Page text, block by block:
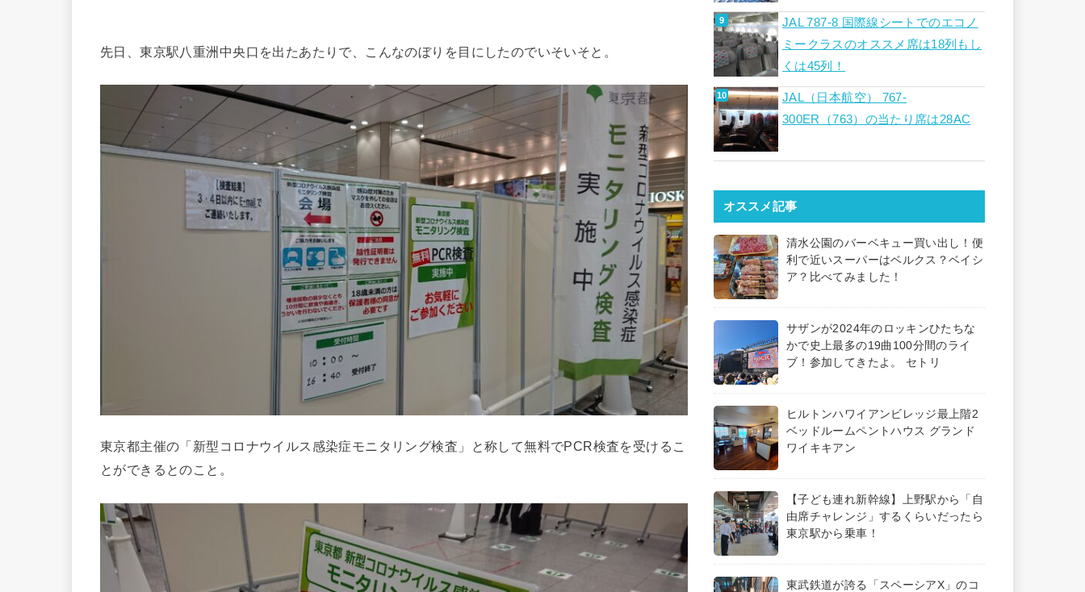
先日、東京駅八重洲中央口を出たあたりで、こんなのぼりを目にしたのでいそいそと。
東京都主催の「新型コロナウイルス感染症モニタリング検査」と称して無料でPCR検査を受けるこ
とができるとのこと。
JAL 787-8 国際線シートでのエコノ
ミークラスのオススメ席は18列もし
くは45列！
JAL（日本航空） 767-
300ER（763）の当たり席は28AC
オススメ記事
清水公園のバーベキュー買い出し！便
利で近いスーパーはベルクス？ベイシ
ア？比べてみました！
サザンが2024年のロッキンひたちな
かで史上最多の19曲100分間のライ
ブ！参加してきたよ。 セトリ
ヒルトンハワイアンビレッジ最上階2
ベッドルームペントハウス グランド
ワイキキアン
【子ども連れ新幹線】上野駅から「自
由席チャレンジ」するくらいだったら
東京駅から乗車！
東武鉄道が誇る「スペーシアX」のコ